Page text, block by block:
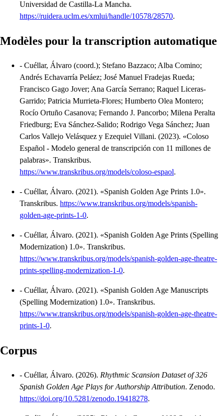
Universidad de Castilla-La Mancha.
https://ruidera.uclm.es/xmlui/handle/10578/28570.
Modèles pour la transcription automatique
- Cuéllar, Álvaro (coord.); Stefano Bazzaco; Alba Comino;
Andrés Echavarría Peláez; José Manuel Fradejas Rueda;
Francisco Gago Jover; Ana García Serrano; Raquel Liceras-
Garrido; Patricia Murrieta-Flores; Humberto Olea Montero;
Rocío Ortuño Casanova; Fernando J. Pancorbo; Milena Peralta
Friedburg; Eva Sánchez-Salido; Rodrigo Vega Sánchez; Juan
Carlos Vallejo Velásquez y Ezequiel Villani. (2023). «Coloso
Español - Modelo general de transcripción con 11 millones de
palabras». Transkribus.
https://www.transkribus.org/models/coloso-espaol.
- Cuéllar, Álvaro. (2021). «Spanish Golden Age Prints 1.0».
Transkribus. https://www.transkribus.org/models/spanish-
golden-age-prints-1-0.
- Cuéllar, Álvaro. (2021). «Spanish Golden Age Prints (Spelling
Modernization) 1.0». Transkribus.
https://www.transkribus.org/models/spanish-golden-age-theatre-
prints-spelling-modernization-1-0.
- Cuéllar, Álvaro. (2021). «Spanish Golden Age Manuscripts
(Spelling Modernization) 1.0». Transkribus.
https://www.transkribus.org/models/spanish-golden-age-theatre-
prints-1-0.
Corpus
- Cuéllar, Álvaro. (2026). Rhythmic Scansion Dataset of 326
Spanish Golden Age Plays for Authorship Attribution. Zenodo.
https://doi.org/10.5281/zenodo.19418278.